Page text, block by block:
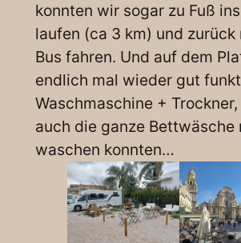
konnten wir sogar zu Fuß
laufen (ca 3 km) und zurück
Bus fahren. Und auf dem
endlich mal wieder gut
Waschmaschine +
auch die ganze Bettwäsche
waschen konnten…